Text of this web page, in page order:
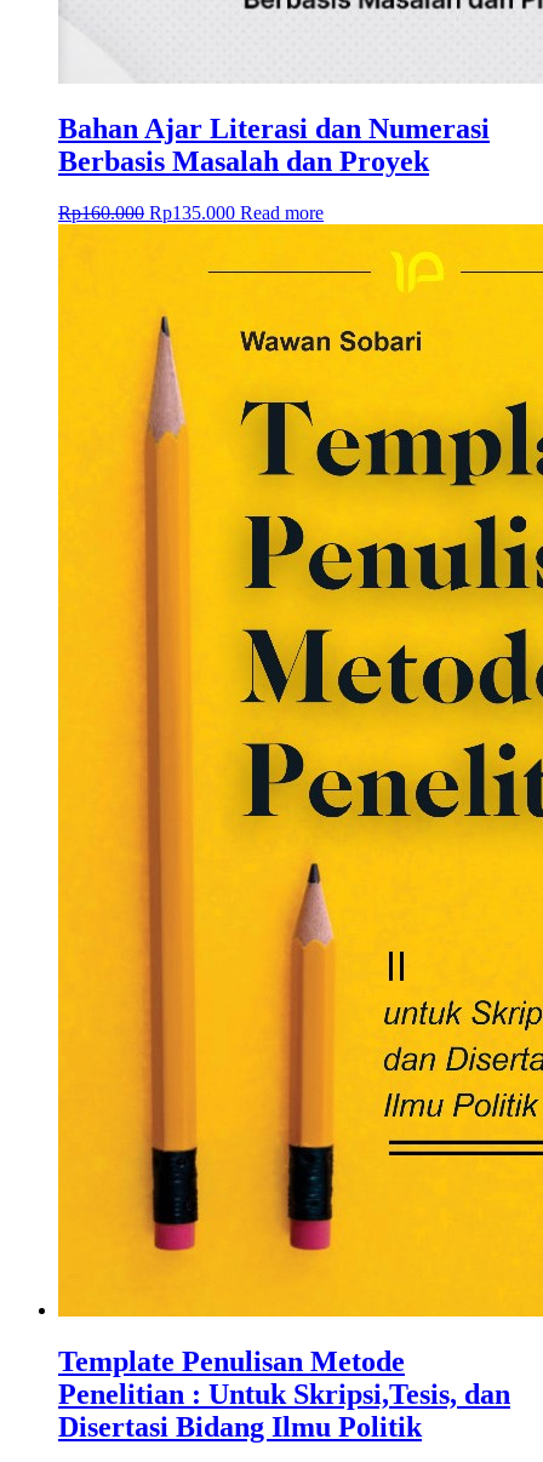
Bahan Ajar Literasi dan Numerasi
Berbasis Masalah dan Proyek
Rp160.000 Rp135.000 Read more
Template Penulisan Metode
Penelitian : Untuk Skripsi,Tesis, dan
Disertasi Bidang Ilmu Politik